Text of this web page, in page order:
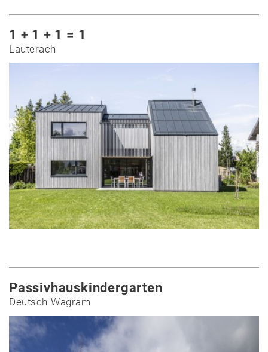
1 + 1 + 1 = 1
Lauterach
Passivhauskindergarten
Deutsch-Wagram